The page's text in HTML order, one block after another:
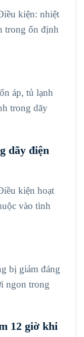
kiện: nhiệt
trong ổn định
áp, tủ lạnh
trong dãy
dãy điện
kiện hoạt
vào tình
bị giảm đáng
ngon trong
12 giờ khi